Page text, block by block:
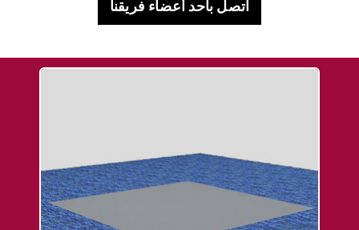
اتصل بأحد أعضاء فريقنا